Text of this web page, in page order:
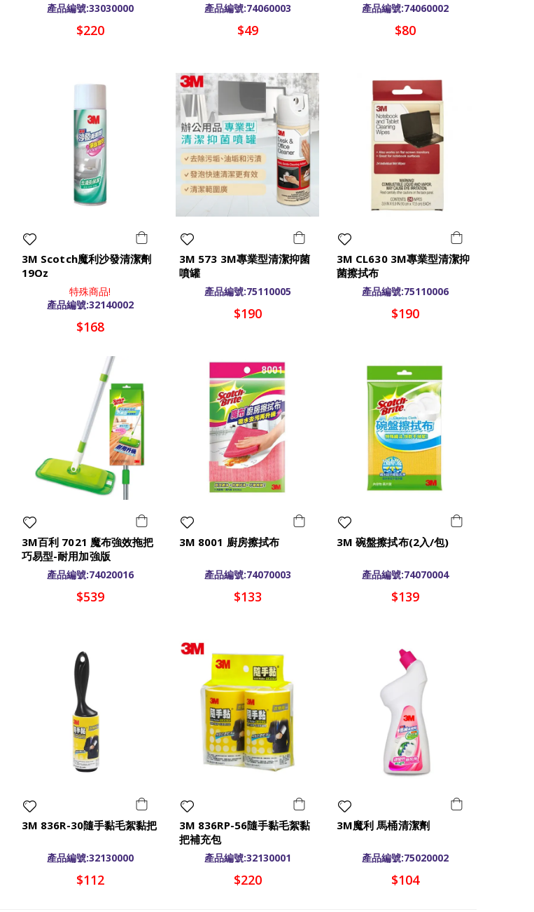
產品編號:33030000
$220
產品編號:74060003
$49
產品編號:74060002
$80
3M Scotch魔利沙發清潔劑
19Oz
特殊商品!
產品編號:32140002
$168
3M 573 3M專業型清潔抑菌
噴罐
產品編號:75110005
$190
3M CL630 3M專業型清潔抑
菌擦拭布
產品編號:75110006
$190
3M百利 7021 魔布強效拖把
巧易型-耐用加強版
產品編號:74020016
$539
3M 8001 廚房擦拭布
產品編號:74070003
$133
3M 碗盤擦拭布(2入/包)
產品編號:74070004
$139
3M 836R-30隨手黏毛絮黏把
產品編號:32130000
$112
3M 836RP-56隨手黏毛絮黏
把補充包
產品編號:32130001
$220
3M魔利 馬桶清潔劑
產品編號:75020002
$104